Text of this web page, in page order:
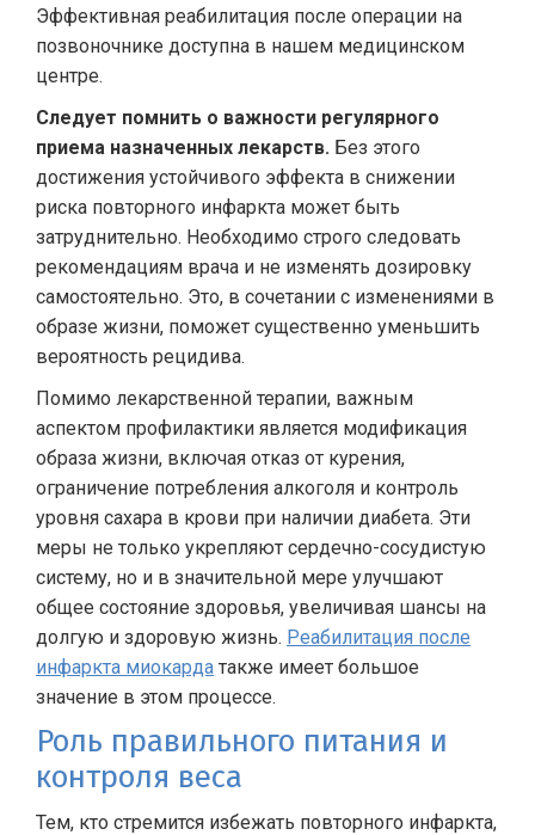
Эффективная реабилитация после операции на
позвоночнике доступна в нашем медицинском
центре.
Следует помнить о важности регулярного
приема назначенных лекарств. Без этого
достижения устойчивого эффекта в снижении
риска повторного инфаркта может быть
затруднительно. Необходимо строго следовать
рекомендациям врача и не изменять дозировку
самостоятельно. Это, в сочетании с изменениями в
образе жизни, поможет существенно уменьшить
вероятность рецидива.
Помимо лекарственной терапии, важным
аспектом профилактики является модификация
образа жизни, включая отказ от курения,
ограничение потребления алкоголя и контроль
уровня сахара в крови при наличии диабета. Эти
меры не только укрепляют сердечно-сосудистую
систему, но и в значительной мере улучшают
общее состояние здоровья, увеличивая шансы на
долгую и здоровую жизнь. Реабилитация после
инфаркта миокарда также имеет большое
значение в этом процессе.
Роль правильного питания и
контроля веса
Тем, кто стремится избежать повторного инфаркта,